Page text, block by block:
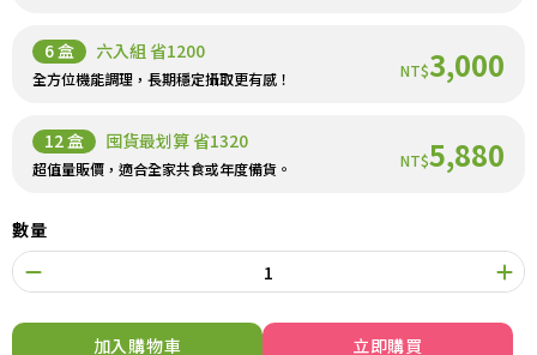
6 盒 六入組 省1200
全方位機能調理，長期穩定攝取更有感！ NT$3,000
12 盒 囤貨最划算 省1320
超值量販價，適合全家共食或年度備貨。 NT$5,880
數量
加入購物車 立即購買